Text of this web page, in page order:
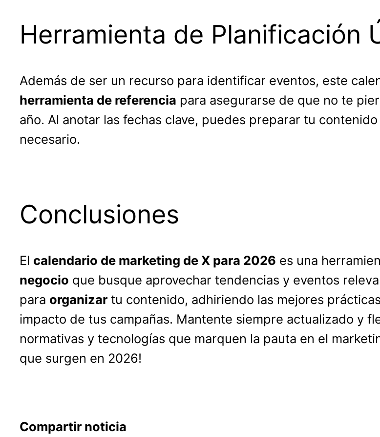
Herramienta de Planificación
Además de ser un recurso para identificar eventos, este
herramienta de referencia para asegurarse de que no te
año. Al anotar las fechas clave, puedes preparar tu
necesario.
Conclusiones
El calendario de marketing de X para 2026 es una
negocio que busque aprovechar tendencias y eventos
para organizar tu contenido, adhiriendo las mejores
impacto de tus campañas. Mantente siempre actualizado y
normativas y tecnologías que marquen la pauta en el
que surgen en 2026!
Compartir noticia